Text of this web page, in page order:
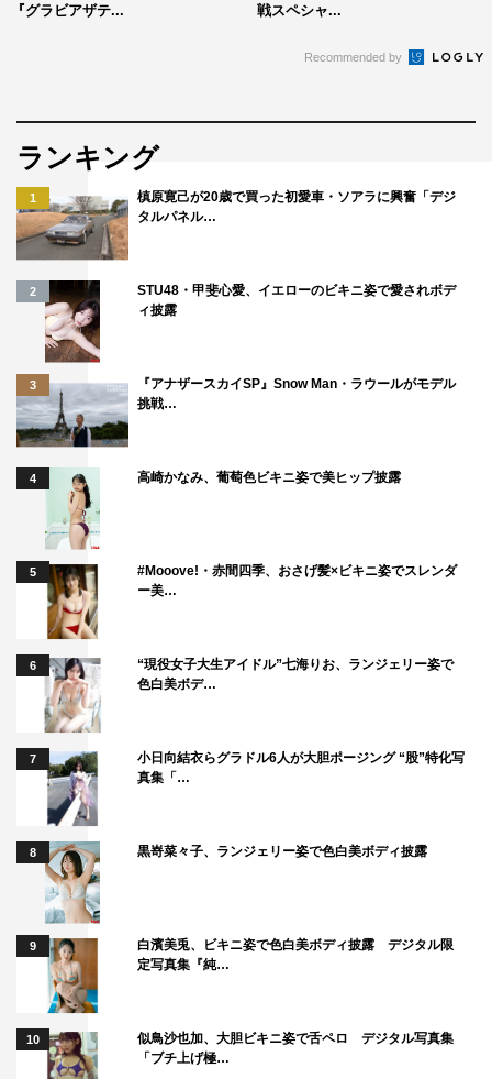
『グラビアザテ...
戦スペシャ...
Recommended by
ランキング
1
槙原寛己が20歳で買った初愛車・ソアラに興奮「デジ
タルパネル…
2
STU48・甲斐心愛、イエローのビキニ姿で愛されボデ
ィ披露
3
『アナザースカイSP』Snow Man・ラウールがモデル
挑戦…
4 高崎かなみ、葡萄色ビキニ姿で美ヒップ披露
5
#Mooove!・赤間四季、おさげ髪×ビキニ姿でスレンダ
ー美…
6
“現役女子大生アイドル”七海りお、ランジェリー姿で
色白美ボデ…
7
小日向結衣らグラドル6人が大胆ポージング “股”特化写
真集「…
8 黒嵜菜々子、ランジェリー姿で色白美ボディ披露
9
白濱美兎、ビキニ姿で色白美ボディ披露 デジタル限
定写真集『純…
10
似鳥沙也加、大胆ビキニ姿で舌ペロ デジタル写真集
「ブチ上げ極…